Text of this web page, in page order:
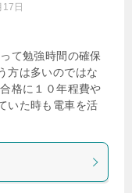
日
て勉強時間の確保
方は多いのではな
格に１０年程費や
いた時も電車を活